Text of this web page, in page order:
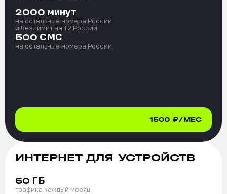
2000 минут
на остальные номера России
и безлимит на T2 России
500 СМС
на остальные номера России
1500 ₽/МЕС
ИНТЕРНЕТ ДЛЯ УСТРОЙСТВ
60 ГБ
трафика каждый месяц